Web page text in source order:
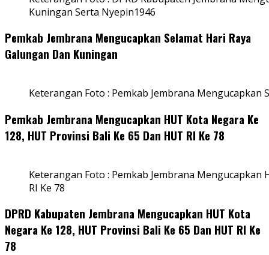
Kuningan Serta Nyepin1946
Pemkab Jembrana Mengucapkan Selamat Hari Raya
Galungan Dan Kuningan
Keterangan Foto : Pemkab Jembrana Mengucapkan
Pemkab Jembrana Mengucapkan HUT Kota Negara Ke
128, HUT Provinsi Bali Ke 65 Dan HUT RI Ke 78
Keterangan Foto : Pemkab Jembrana Mengucapkan
RI Ke 78
DPRD Kabupaten Jembrana Mengucapkan HUT Kota
Negara Ke 128, HUT Provinsi Bali Ke 65 Dan HUT RI Ke
78